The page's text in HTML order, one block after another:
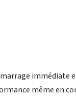
immédiate
même en